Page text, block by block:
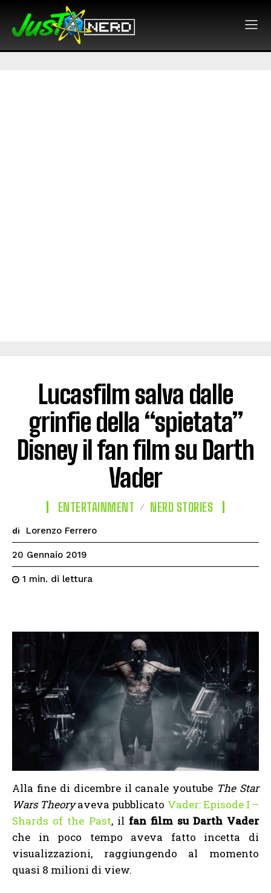
Lucasfilm salva dalle
grinfie della “spietata”
Disney il fan film su Darth
Vader
ENTERTAINMENT NERD STORIES
di Lorenzo Ferrero
20 Gennaio 2019
1 min. di lettura
Alla fine di dicembre il canale youtube The Star
Wars Theoryaveva pubblicato Vader: Episode I –
Shards of the Past, il fan film su Darth Vader
che in poco tempo aveva fatto incetta di
visualizzazioni, raggiungendo al momento
quasi 8 milioni di view.